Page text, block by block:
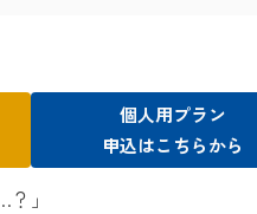
個人用プラン
申込はこちらから
」